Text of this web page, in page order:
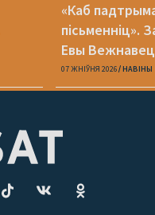
«Каб
пісьменніц».
Евы Вежнавец
07 ЖНІЎНЯ 2026 НАВІНЫ